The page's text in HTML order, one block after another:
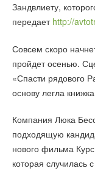
Зандвлиету,
передает http://
Совсем скоро
пройдет осенью.
«Спасти рядового
основу легла
Компания Люка
подходящую
нового фильма
которая случилась